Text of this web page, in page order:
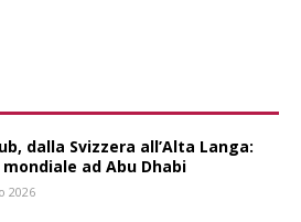
dalla Svizzera all’Alta Langa:
ad Abu Dhabi
2026